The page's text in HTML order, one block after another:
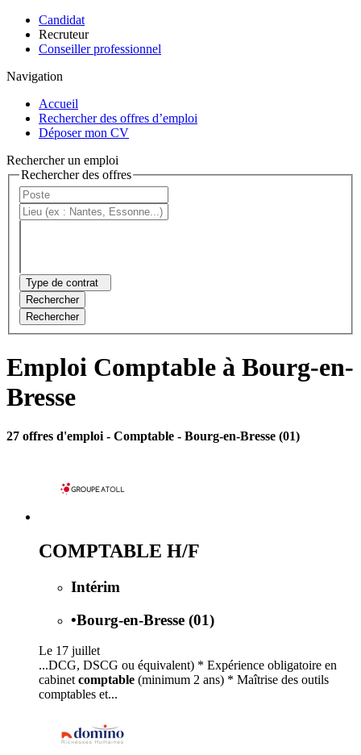
Candidat
Recruteur
Conseiller professionnel
Navigation
Accueil
Rechercher des offres d’emploi
Déposer mon CV
Rechercher un emploi
Rechercher des offres
Type de contrat
Rechercher
Rechercher
Emploi Comptable à Bourg-en-
Bresse
27 offres d'emploi - Comptable - Bourg-en-Bresse (01)
COMPTABLE H/F
Intérim
•Bourg-en-Bresse (01)
Le 17 juillet
...DCG, DSCG ou équivalent) * Expérience obligatoire en
cabinet comptable (minimum 2 ans) * Maîtrise des outils
comptables et...